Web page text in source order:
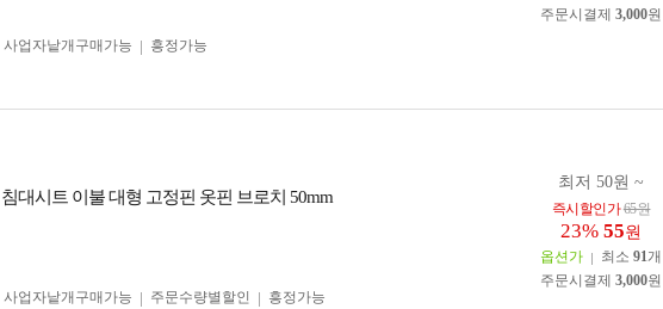
주문시결제 3,000원
사업자 낱개구매가능
흥정가능
침대시트 이불 대형 고정핀 옷핀 브로치 50mm
최저 50원 ~
즉시할인가65원
23% 55원
옵션가 최소 91개
주문시결제 3,000원
사업자 낱개구매가능
주문수량별할인 흥정가능